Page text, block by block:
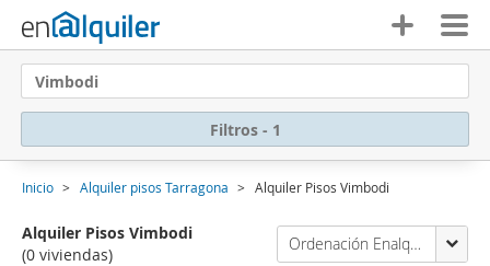
Vimbodi
Filtros - 1
Inicio Alquiler pisos Tarragona Alquiler Pisos Vimbodi
Alquiler Pisos Vimbodi
(0 viviendas)
Ordenación Enalquiler